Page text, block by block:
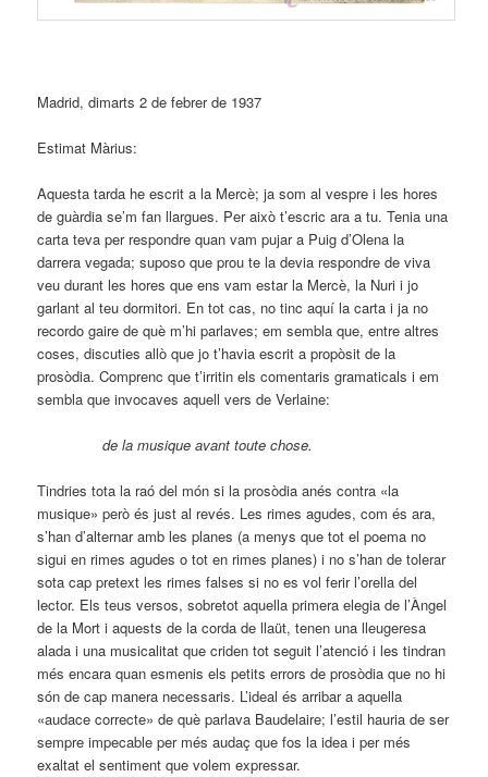
Madrid, dimarts 2 de febrer de 1937
Estimat Màrius:
Aquesta tarda he escrit a la Mercè; ja som al vespre i les hores
de guàrdia se’m fan llargues. Per això t’escric ara a tu. Tenia una
carta teva per respondre quan vam pujar a Puig d’Olena la
darrera vegada; suposo que prou te la devia respondre de viva
veu durant les hores que ens vam estar la Mercè, la Nuri i jo
garlant al teu dormitori. En tot cas, no tinc aquí la carta i ja no
recordo gaire de què m’hi parlaves; em sembla que, entre altres
coses, discuties allò que jo t’havia escrit a propòsit de la
prosòdia. Comprenc que t’irritin els comentaris gramaticals i em
sembla que invocaves aquell vers de Verlaine:
de la musique avant toute chose.
Tindries tota la raó del món si la prosòdia anés contra «la
musique» però és just al revés. Les rimes agudes, com és ara,
s’han d’alternar amb les planes (a menys que tot el poema no
sigui en rimes agudes o tot en rimes planes) i no s’han de tolerar
sota cap pretext les rimes falses si no es vol ferir l’orella del
lector. Els teus versos, sobretot aquella primera elegia de l’Àngel
de la Mort i aquests de la corda de llaüt, tenen una lleugeresa
alada i una musicalitat que criden tot seguit l’atenció i les tindran
més encara quan esmenis els petits errors de prosòdia que no hi
són de cap manera necessaris. L’ideal és arribar a aquella
«audace correcte» de què parlava Baudelaire; l’estil hauria de ser
sempre impecable per més audaç que fos la idea i per més
exaltat el sentiment que volem expressar.